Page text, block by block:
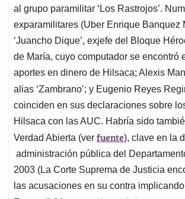
al grupo paramilitar ‘Los Rastrojos’.
exparamilitares (Uber Enrique Banquez
‘Juancho Dique’, exjefe del Bloque
de María, cuyo computador se encontró
aportes en dinero de Hilsaca; Alexis
alias ‘Zambrano’; y Eugenio Reyes
coinciden en sus declaraciones sobre
Hilsaca con las AUC. Habría sido
Verdad Abierta (ver fuente), clave en la
administración pública del
2003 (La Corte Suprema de Justicia
las acusaciones en su contra